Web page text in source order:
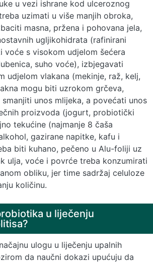
u vezi ishrane kod ulceroznog
uzimati u više manjih obroka,
masna, pržena i pohovana jela,
ugljikohidrata (rafinirani
voće s visokom udjelom šećera
suho voće), izbjegavati
udjelom vlakana (mekinje, raž, kelj,
mogu biti uzrokom grčeva,
unos mlijeka, a povećati unos
proizvoda (jogurt, probiotički
tekućine (najmanje 8 čaša
gazirane napitke, kafu i
biti kuhano, pečeno u Alu-foliji uz
ulja, voće i povrće treba konzumirati
obliku, jer time sadržaj celuloze
količinu.
u liječenju
ulogu u liječenju upalnih
da naučni dokazi upućuju da